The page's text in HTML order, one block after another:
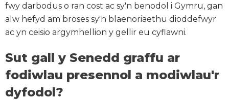
fwy darbodus o ran cost ac sy'n benodol i Gymru, gan
alw hefyd am broses sy'n blaenoriaethu dioddefwyr
ac yn ceisio argymhellion y gellir eu cyflawni.
Sut gall y Senedd graffu ar
fodiwlau presennol a modiwlau'r
dyfodol?